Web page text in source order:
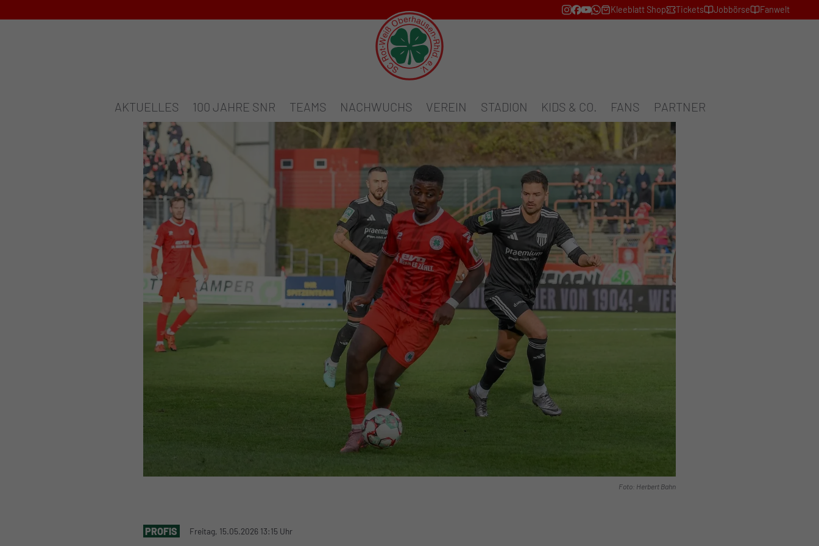
Kleeblatt Shop Tickets Jobbörse Fanwelt
AKTUELLES 100 JAHRE SNR TEAMS NACHWUCHS VEREIN STADION KIDS & CO. FANS PARTNER
Foto: Herbert Bahn
PROFIS Freitag, 15.05.2026 13:15 Uhr